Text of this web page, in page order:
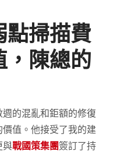
點掃描費
，陳總的
的混亂和鉅額的修復
值。他接受了我的建
與戰國策集團簽訂了持